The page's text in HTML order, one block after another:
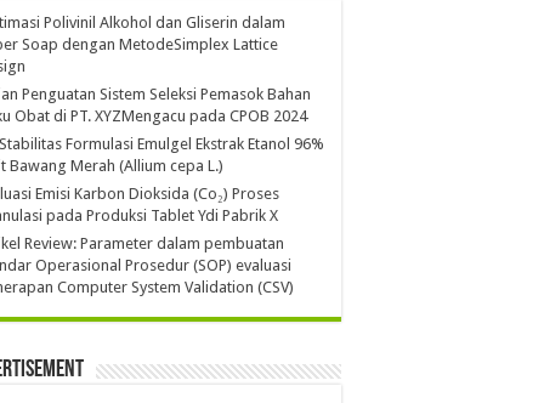
Polivinil Alkohol dan Gliserin dalam
Soap dengan MetodeSimplex Lattice
Penguatan Sistem Seleksi Pemasok Bahan
Obat di PT. XYZMengacu pada CPOB 2024
Formulasi Emulgel Ekstrak Etanol 96%
Bawang Merah (Allium cepa L.)
Emisi Karbon Dioksida (Co₂) Proses
pada Produksi Tablet Ydi Pabrik X
Review: Parameter dalam pembuatan
Operasional Prosedur (SOP) evaluasi
Computer System Validation (CSV)